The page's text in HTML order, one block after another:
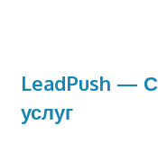
LeadPush —
услуг